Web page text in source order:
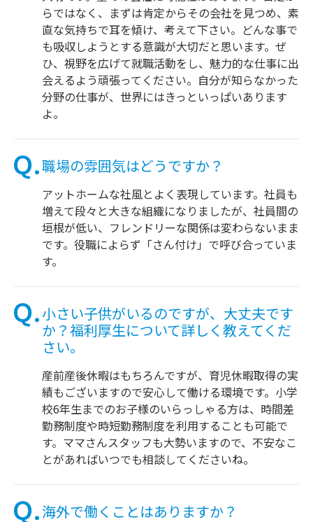
らではなく、まずは肯定からその会社を見つめ、素
直な気持ちで耳を傾け、考えて下さい。どんな事で
も吸収しようとする意識が大切だと思います。ぜ
ひ、視野を広げて就職活動をし、魅力的な仕事に出
会えるよう頑張ってください。自分が知らなかった
分野の仕事が、世界にはきっといっぱいあります
よ。
職場の雰囲気はどうですか？
アットホームな社風とよく表現しています。社員も
増えて段々と大きな組織になりましたが、社員間の
垣根が低い、フレンドリーな関係は変わらないまま
です。役職によらず「さん付け」で呼び合っていま
す。
小さい子供がいるのですが、大丈夫です
か？福利厚生について詳しく教えてくだ
さい。
産前産後休暇はもちろんですが、育児休暇取得の実
績もございますので安心して働ける環境です。小学
校6年生までのお子様のいらっしゃる方は、時間差
勤務制度や時短勤務制度を利用することも可能で
す。ママさんスタッフも大勢いますので、不安なこ
とがあればいつでも相談してくださいね。
海外で働くことはありますか？